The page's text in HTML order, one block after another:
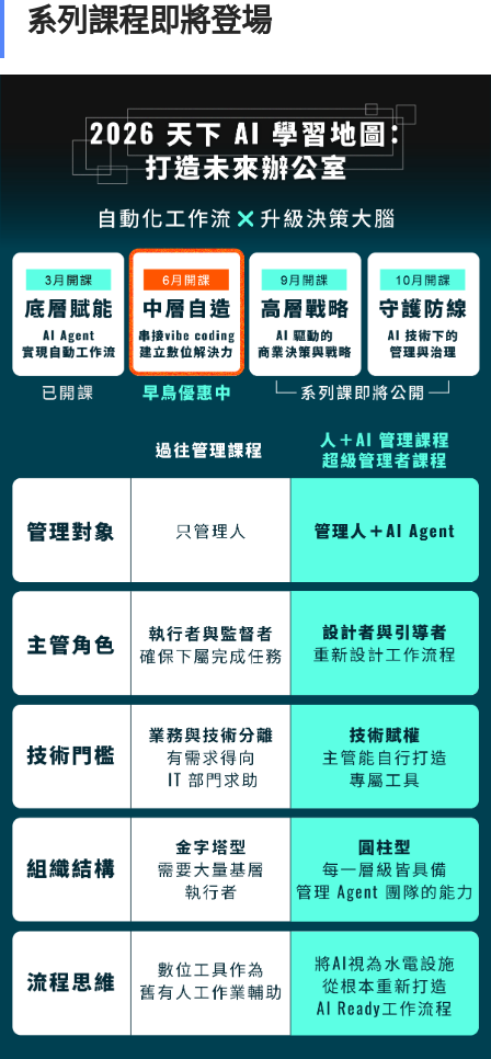
系列課程即將登場